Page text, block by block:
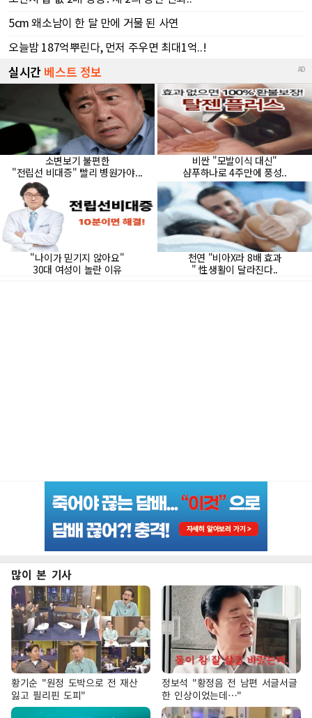
많이 본 기사
황기순 "원정 도박으로 전 재산
잃고 필리핀 도피"
정보석 "황정음 전 남편 서글서글
한 인상이었는데…"